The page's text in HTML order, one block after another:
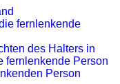
fernlenkende
des Halters in
fernlenkende Person
Person